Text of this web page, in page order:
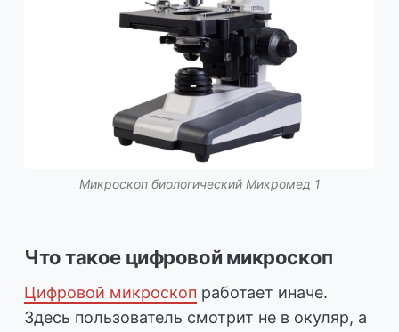
Микроскоп биологический Микромед 1
Что такое цифровой микроскоп
Цифровой микроскоп работает иначе.
Здесь пользователь смотрит не в окуляр, а